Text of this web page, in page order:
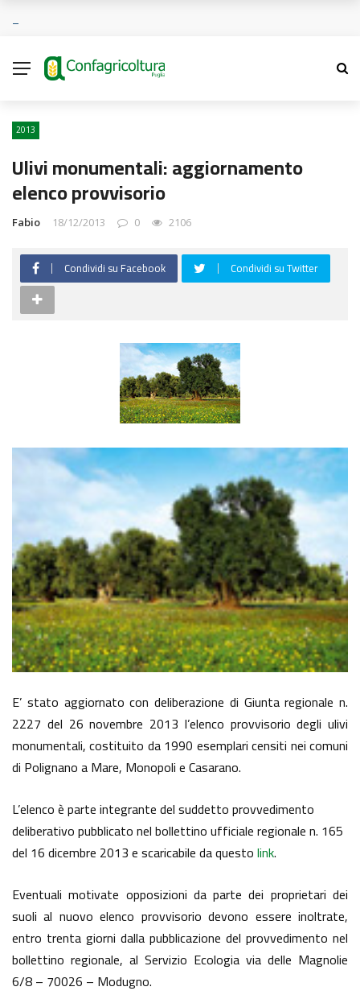
2013
Ulivi monumentali: aggiornamento
elenco provvisorio
Fabio 18/12/2013 0 2106
Condividi su Facebook Condividi su Twitter
E’ stato aggiornato con deliberazione di Giunta regionale n.
2227 del 26 novembre 2013 l’elenco provvisorio degli ulivi
monumentali, costituito da 1990 esemplari censiti nei comuni
di Polignano a Mare, Monopoli e Casarano.
L’elenco è parte integrante del suddetto provvedimento
deliberativo pubblicato nel bollettino ufficiale regionale n. 165
del 16 dicembre 2013 e scaricabile da questolink.
Eventuali motivate opposizioni da parte dei proprietari dei
suoli al nuovo elenco provvisorio devono essere inoltrate,
entro trenta giorni dalla pubblicazione del provvedimento nel
bollettino regionale, al Servizio Ecologia via delle Magnolie
6/8 – 70026 – Modugno.